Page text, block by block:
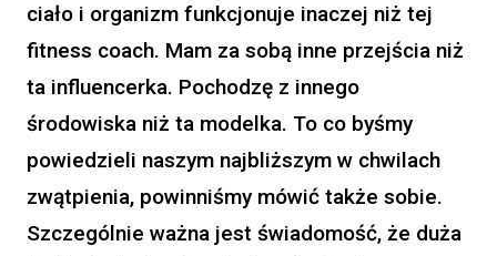
ciało i organizm funkcjonuje inaczej niż tej
fitness coach. Mam za sobą inne przejścia niż
ta influencerka. Pochodzę z innego
środowiska niż ta modelka. To co byśmy
powiedzieli naszym najbliższym w chwilach
zwątpienia, powinniśmy mówić także sobie.
Szczególnie ważna jest świadomość, że duża